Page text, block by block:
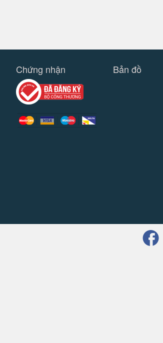
Chứng nhận Bản đồ